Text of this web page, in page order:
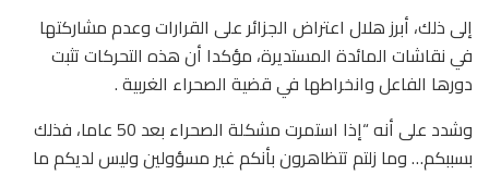
إلى ذلك، أبرز هلال اعتراض الجزائر على القرارات وعدم مشاركتها
في نقاشات المائدة المستديرة، مؤكدا أن هذه التحركات تثبت
دورها الفاعل وانخراطها في قضية الصحراء الغربية .
وشدد على أنه “إذا استمرت مشكلة الصحراء بعد 50 عاما، فذلك
بسببكم… وما زلتم تتظاهرون بأنكم غير مسؤولين وليس لديكم ما